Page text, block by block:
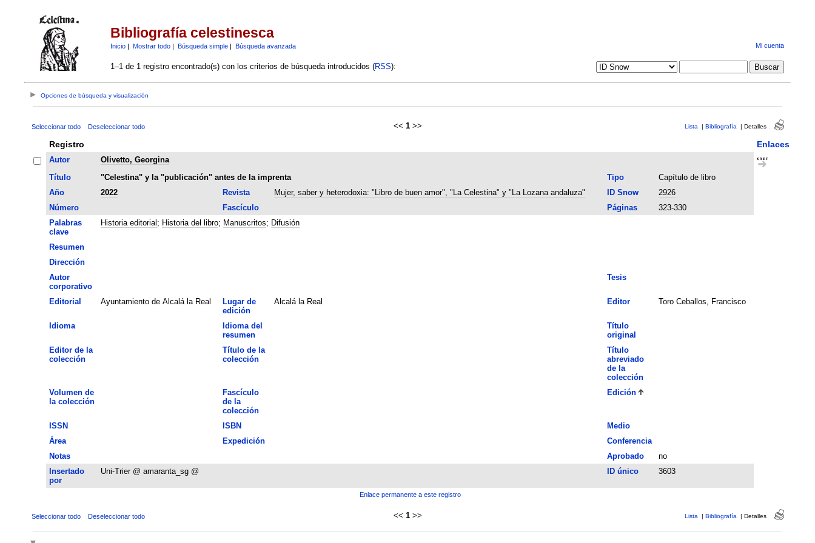
Bibliografía celestinesca
Inicio| Mostrar todo| Búsqueda simple| Búsqueda avanzada Mi cuenta
1–1 de 1 registro encontrado(s) con los criterios de búsqueda introducidos (RSS):
Opciones de búsqueda y visualización
Seleccionar todo Deseleccionar todo << 1 >> Lista | Bibliografía | Detalles
Registro Enlaces
Autor
Olivetto, Georgina
Título
"Celestina" y la "publicación" antes de la imprenta Tipo
Capítulo de libro
Año
2022 Revista Mujer, saber y heterodoxia: "Libro de buen amor", "La Celestina" y "La Lozana andaluza" ID Snow
2926
Número
Fascículo Páginas
323-330
Palabras
clave
Historia editorial ; Historia del libro; Manuscritos; Difusión
Resumen
Dirección
Autor
corporativo
Tesis
Editorial Ayuntamiento de Alcalá la Real
Lugar de
edición
Alcalá la Real Editor Toro Ceballos, Francisco
Idioma
Idioma del
resumen
Título
original
Editor de la
colección
Título de la
colección
Título
abreviado
de la
colección
Volumen de
la colección
Fascículo
de la
colección
Edición
ISSN ISBN
Medio
Área
Expedición
Conferencia
Notas
Aprobado
no
Insertado
por
Uni-Trier @ amaranta_sg @ ID único 3603
Enlace permanente a este registro
Seleccionar todo Deseleccionar todo << 1 >> Lista | Bibliografía | Detalles